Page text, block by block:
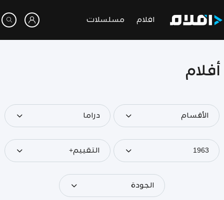
افلام مسلسلات
أفلام
الأقسام دراما
1963 التقييم+
الجودة